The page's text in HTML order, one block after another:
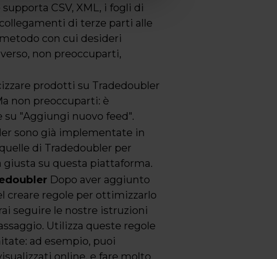
CSV, XML, i fogli di
di terze parti alle
con cui desideri
non preoccuparti,
prodotti su Tradedoubler
non preoccuparti: è
su "Aggiungi nuovo feed".
sono già implementate in
di Tradedoubler per
su questa piattaforma.
Dopo aver aggiunto
creare regole per ottimizzarlo
seguire le nostre istruzioni
Utilizza queste regole
ad esempio, puoi
online, e fare molto